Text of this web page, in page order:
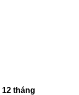
12 tháng